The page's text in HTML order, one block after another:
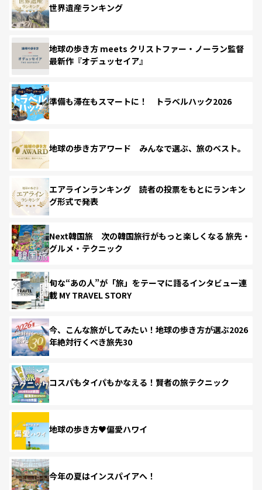
世界遺産ランキング
地球の歩き方 meets クリストファー・ノーラン監督
最新作『オデュッセイア』
準備も滞在もスマートに！ トラベルハック2026
地球の歩き方アワード みんなで選ぶ、旅のベスト。
エアラインランキング 読者の投票をもとにランキン
グ形式で発表
Next韓国旅 次の韓国旅行がもっと楽しくなる 旅先・
グルメ・テクニック
旬な“あの人”が「旅」をテーマに語るインタビュー連
載 MY TRAVEL STORY
今、こんな旅がしてみたい！地球の歩き方が選ぶ2026
年絶対行くべき旅先30
コスパもタイパもかなえる！賢者の旅テクニック
地球の歩き方♥偏愛ハワイ
今年の夏はインスパイアへ！